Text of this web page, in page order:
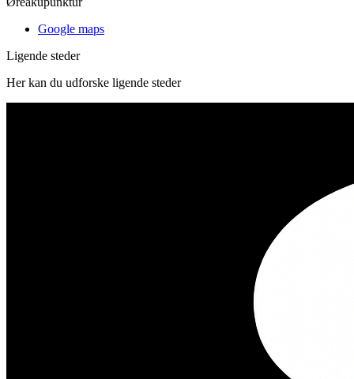
Google maps
Ligende steder
Her kan du udforske ligende steder